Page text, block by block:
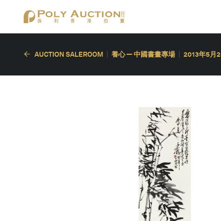
AUCTION SALEROOM 養心 — 中國書畫專場 2013年5月